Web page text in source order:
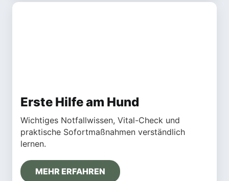
Erste Hilfe am Hund
Wichtiges Notfallwissen, Vital-Check und
praktische Sofortmaßnahmen verständlich
lernen.
MEHR ERFAHREN